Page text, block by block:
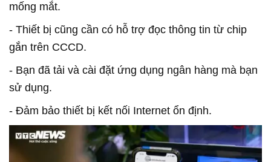
mống mắt.
- Thiết bị cũng cần có hỗ trợ đọc thông tin từ chip
gắn trên CCCD.
- Bạn đã tải và cài đặt ứng dụng ngân hàng mà bạn
sử dụng.
- Đảm bảo thiết bị kết nối Internet ổn định.